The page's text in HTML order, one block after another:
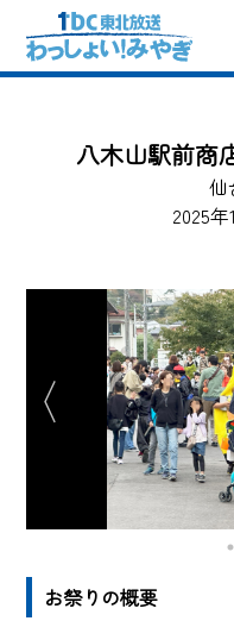
八木山駅前商
仙
2025年
お祭りの概要